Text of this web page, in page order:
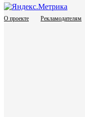
О проекте Рекламодателям